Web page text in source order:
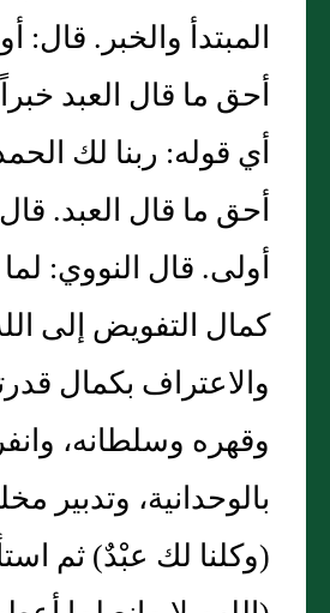
المبتدأ والخبر. قال:
أحق ما قال العبد
أي قوله: ربنا لك
أحق ما قال العبد.
أولى. قال النووي:
كمال التفويض إلى
والاعتراف بكمال
وقهره وسلطانه،
بالوحدانية، وتدبير
(وكلنا لك عبْدٌ) ثم